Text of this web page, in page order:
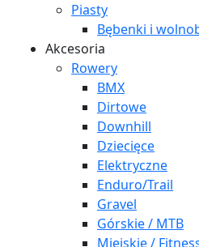
Piasty
Bębenki i
Akcesoria
Rowery
BMX
Dirtowe
Downhill
Dziecięce
Elektryczne
Enduro/Trail
Gravel
Górskie / MTB
Miejskie /